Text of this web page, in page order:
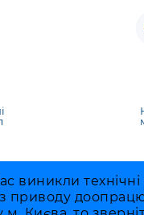
військова
Київ
виникли
приводу